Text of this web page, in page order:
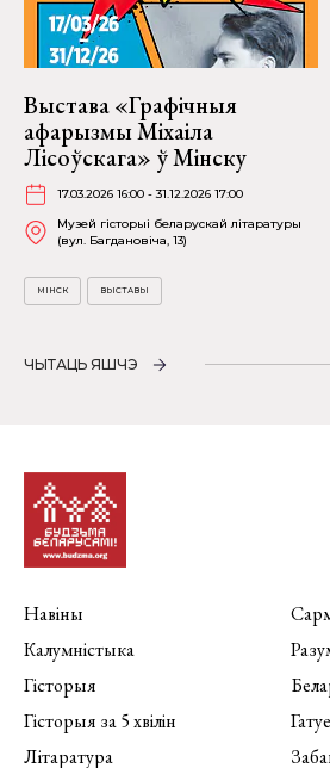
Выстава «Графічныя
афарызмы Міхаіла
Лісоўскага» ў Мінску
17.03.2026 16:00 - 31.12.2026 17:00
Музей гісторыі беларускай літаратуры
(вул. Багдановіча, 13)
МІНСК ВЫСТАВЫ
ЧЫТАЦЬ ЯШЧЭ
Навіны
Калумністыка
Гісторыя
Гісторыя за 5 хвілін
Літаратура